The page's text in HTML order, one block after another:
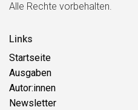
Alle Rechte vorbehalten.
Links
Startseite
Ausgaben
Autor:innen
Newsletter